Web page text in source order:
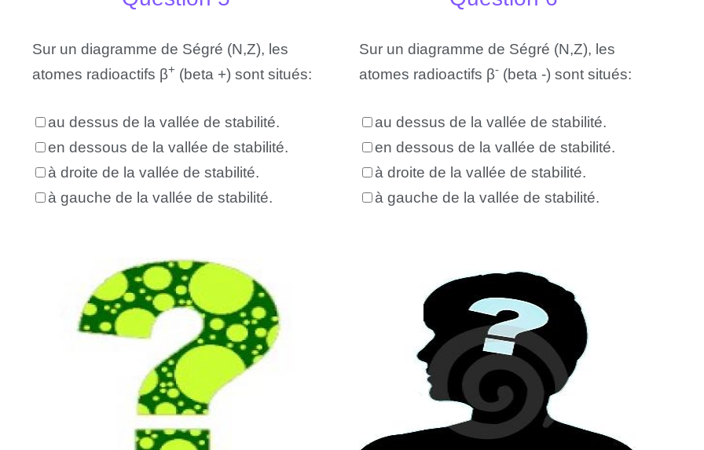
Sur un diagramme de Ségré (N,Z), les
atomes radioactifs β+ (beta +) sont situés:
au dessus de la vallée de stabilité.
en dessous de la vallée de stabilité.
à droite de la vallée de stabilité.
à gauche de la vallée de stabilité.
Sur un diagramme de Ségré (N,Z), les
atomes radioactifs β- (beta -) sont situés:
au dessus de la vallée de stabilité.
en dessous de la vallée de stabilité.
à droite de la vallée de stabilité.
à gauche de la vallée de stabilité.